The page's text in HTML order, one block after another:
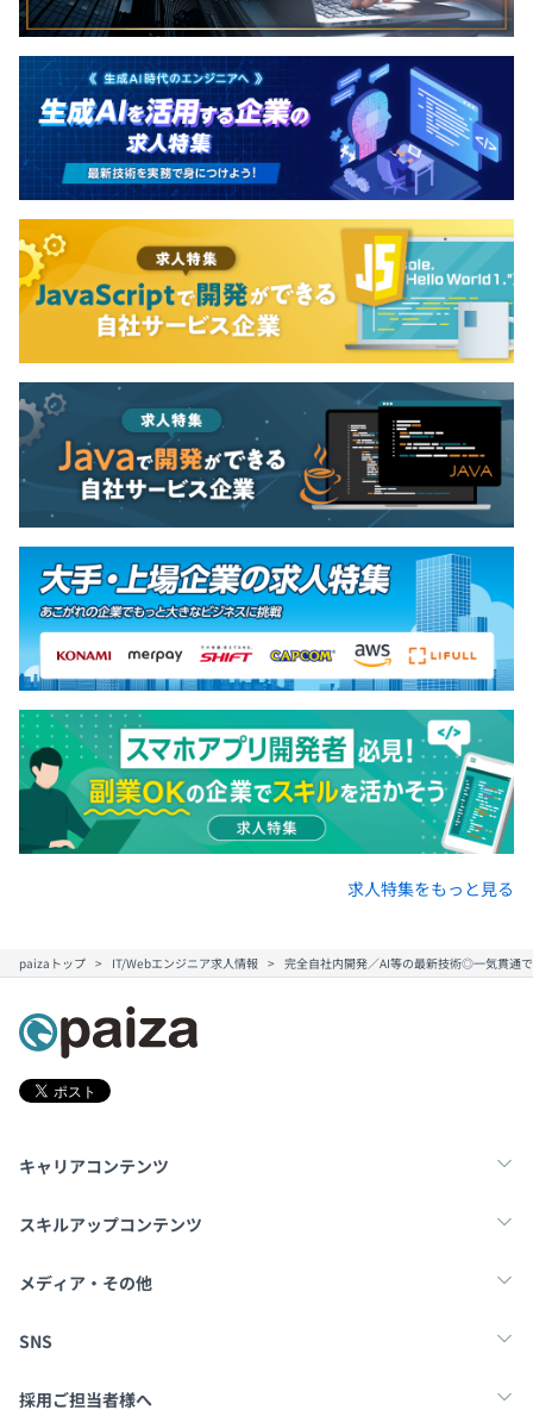
求人特集をもっと見る
paizaトップ IT/Webエンジニア求人情報 完全自社内開発／AI等の最新技術◎一気貫通
キャリアコンテンツ
転職・キャリア
スキルアップコンテンツ
学習
メディア・その他
Tech Team Journal
SNS
X
採用ご担当者様へ